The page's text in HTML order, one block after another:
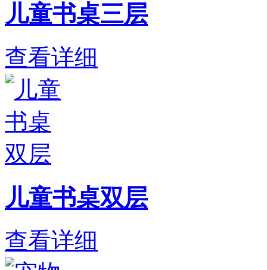
儿童书桌三层
查看详细
儿童书桌双层
查看详细